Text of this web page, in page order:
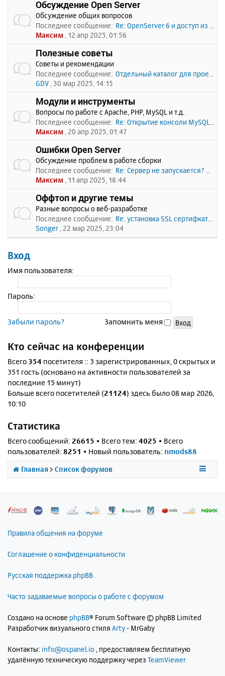
Обсуждение Open Server
Обсуждение общих вопросов
Последнее сообщение: Re: OpenServer 6 и доступ из …
Максим , 12 апр 2025, 01:56
Полезные советы
Советы и рекомендации
Последнее сообщение: Отдельный каталог для проекто…
GDV , 30 мар 2025, 14:15
Модули и инструменты
Вопросы по работе с Apache, PHP, MySQL и т.д.
Последнее сообщение: Re: Открытие консоли MySQL по…
Максим , 20 апр 2025, 01:47
Ошибки Open Server
Обсуждение проблем в работе сборки
Последнее сообщение: Re: Сервер не запускается? Пи…
Максим , 11 апр 2025, 18:44
Оффтоп и другие темы
Разные вопросы о веб-разработке
Последнее сообщение: Re: установка SSL сертифката
Songer , 22 мар 2025, 23:04
Вход
Имя пользователя:
Пароль:
Забыли пароль? Запомнить меня
Кто сейчас на конференции
Всего 354 посетителя :: 3 зарегистрированных, 0 скрытых и
351 гость (основано на активности пользователей за
последние 15 минут)
Больше всего посетителей (21124) здесь было 08 мар 2026,
10:10
Статистика
Всего сообщений: 26615 • Всего тем: 4025 • Всего
пользователей: 8251 • Новый пользователь: nmods88
Главная Список форумов
Правила общения на форуме
Соглашение о конфиденциальности
Русская поддержка phpBB
Часто задаваемые вопросы о работе с форумом
Создано на основе phpBB® Forum Software © phpBB Limited
Разработчик визуального стиля Arty- MrGaby
Контакты: info@ospanel.io , предоставляем бесплатную
удалённую техническую поддержку через TeamViewer